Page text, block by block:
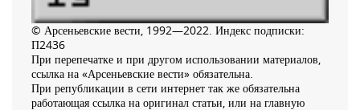
© Арсеньевские вести, 1992—2022. Индекс подписки:
П2436
При перепечатке и при другом использовании материалов,
ссылка на «Арсеньевские вести» обязательна.
При републикации в сети интернет так же обязательна
работающая ссылка на оригинал статьи, или на главную